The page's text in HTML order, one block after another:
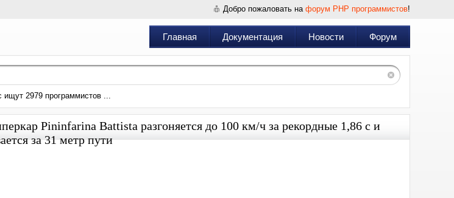
Добро пожаловать на форум PHP программистов!
Главная Документация Новости Форум
ищут 2979 программистов ...
Pininfarina Battista разгоняется до 100 км/ч за рекордные 1,86 с и
за 31 метр пути